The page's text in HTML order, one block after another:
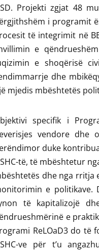
Projekti zgjat 48
i programit
të integrimit në
e
e shoqërisë
dhe
mjedis mbështetës
specifik i
vendore dhe
duke
të, të mbështetur
dhe nga rritja
e politikave.
të kapitalizojë
e
ReLOaD3 do të
ve për t’u